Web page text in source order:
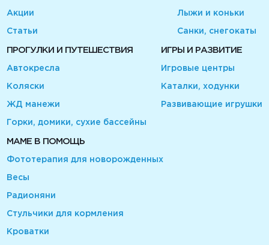
Акции
Статьи
Лыжи и коньки
Санки, снегокаты
ПРОГУЛКИ И ПУТЕШЕСТВИЯ
Автокресла
Коляски
ЖД манежи
Горки, домики, сухие бассейны
ИГРЫ И РАЗВИТИЕ
Игровые центры
Каталки, ходунки
Развивающие игрушки
МАМЕ В ПОМОЩЬ
Фототерапия для новорожденных
Весы
Радионяни
Стульчики для кормления
Кроватки